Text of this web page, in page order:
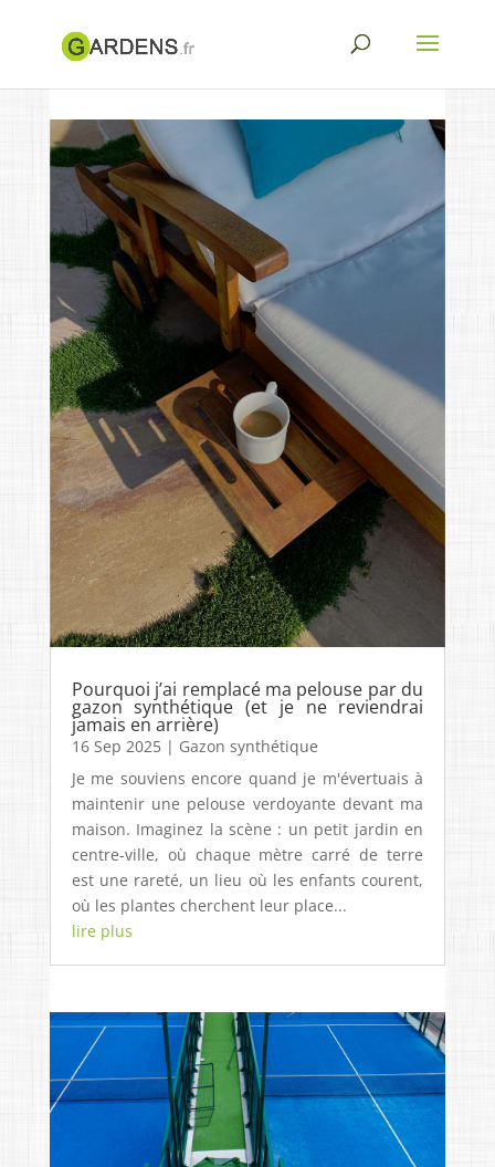
Pourquoi j’ai remplacé ma pelouse par du
gazon synthétique (et je ne reviendrai
jamais en arrière)
16 Sep 2025| Gazon synthétique
Je me souviens encore quand je m'évertuais à
maintenir une pelouse verdoyante devant ma
maison. Imaginez la scène : un petit jardin en
centre-ville, où chaque mètre carré de terre
est une rareté, un lieu où les enfants courent,
où les plantes cherchent leur place...
lire plus